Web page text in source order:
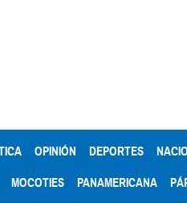
OPINIÓN DEPORTES
MOCOTIES PANAMERICANA